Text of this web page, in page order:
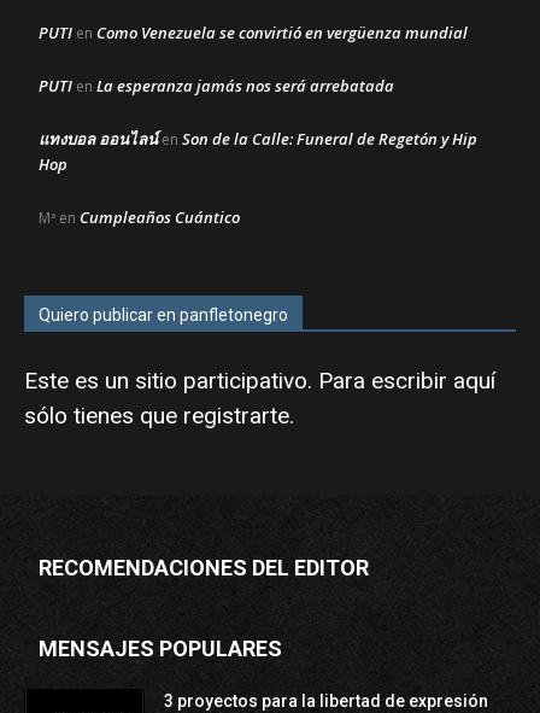
PUTI en Como Venezuela se convirtió en vergüenza mundial
PUTI en La esperanza jamás nos será arrebatada
แทงบอล ออนไลน์en Son de la Calle: Funeral de Regetón y Hip
Hop
Mª en Cumpleaños Cuántico
Quiero publicar en panfletonegro
Este es un sitio participativo. Para escribir aquí
sólo tienes que registrarte.
RECOMENDACIONES DEL EDITOR
MENSAJES POPULARES
3 proyectos para la libertad de expresión